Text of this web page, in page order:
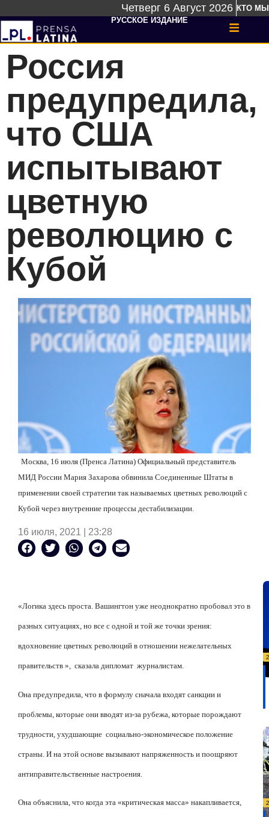
Четверг 6 Август 2026 КТО МЫ
РУССКОЕ ИЗДАНИЕ
Россия
предупредила,
что США
испытывают
цветную
революцию с
Кубой
Москва, 16 июля (Пренса Латина) Официальный представитель
МИД России Мария Захарова обвинила Соединенные Штаты в
применении своей стратегии так называемых цветных революций с
Кубой через внутренние процессы дестабилизации.
16 июля, 2021 | 23:28
«Логика здесь проста. Вашингтон уже неоднократно пробовал это в
разных ситуациях, но все с одной и той же точки зрения:
вдохновение цветных революций в отношении нежелательных
правительств », сказала дипломат журналистам.
Она предупредила, что в формулу сначала входят санкции и
проблемы, которые они вводят из-за рубежа, которые порождают
трудности, ухудшающие социально-экономическое положение
страны. И на этой основе вызывают напряженность и поощряют
антиправительственные настроения.
Она объяснила, что когда эта «критическая масса» накапливается,